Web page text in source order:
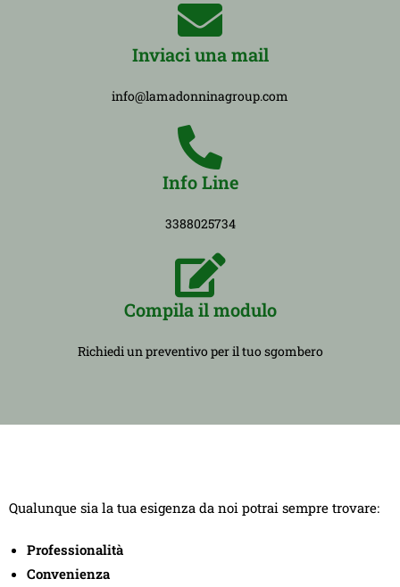
Inviaci una mail
info@lamadonninagroup.com
Info Line
3388025734
Compila il modulo
Richiedi un preventivo per il tuo sgombero
Qualunque sia la tua esigenza da noi potrai sempre trovare:
Professionalità
Convenienza